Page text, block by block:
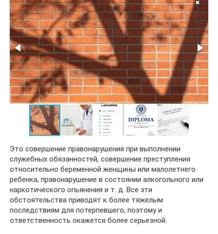
Это совершение правонарушения при выполнении
служебных обязанностей, совершение преступления
относительно беременной женщины или малолетнего
ребенка, правонарушение в состоянии алкогольного или
наркотического опьянения и т. д. Все эти
обстоятельства приводят к более тяжелым
последствиям для потерпевшего, поэтому и
ответственность окажется более серьезной.